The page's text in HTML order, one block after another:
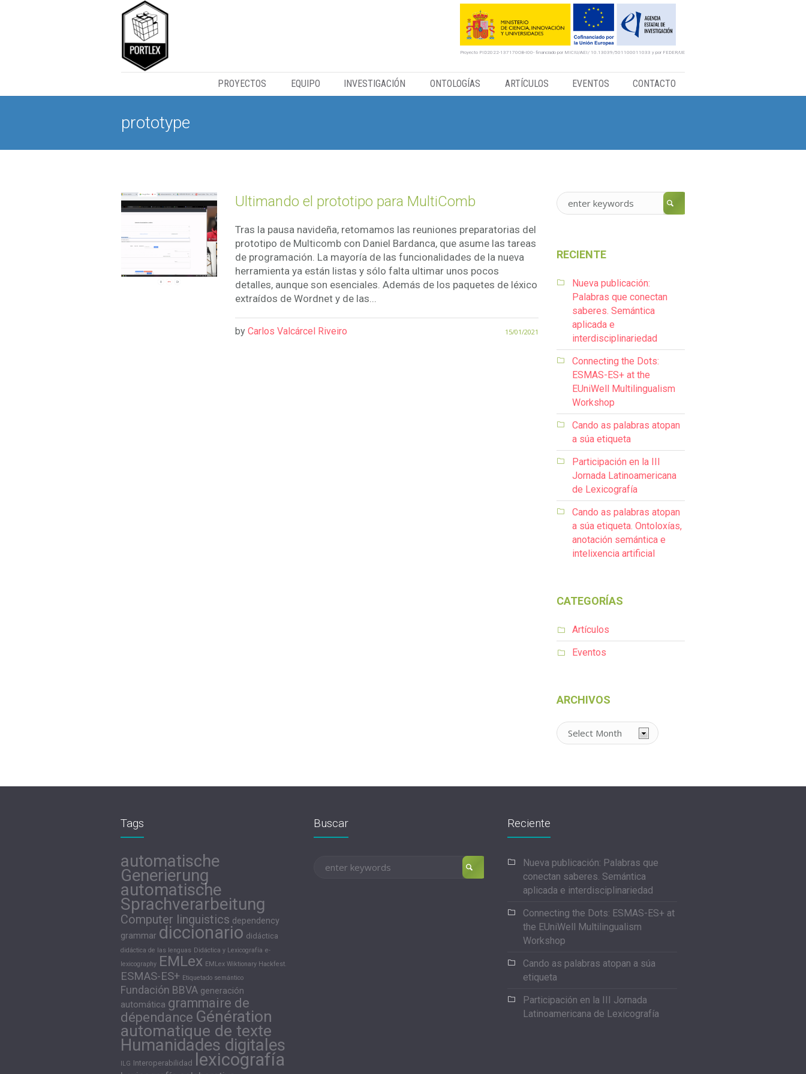
Proyecto PID2022-137170OB-I00- financiado por MICIU/AEI/ 10.13039/501100011033 y por FEDER/UE
PROYECTOS EQUIPO INVESTIGACIÓN ONTOLOGÍAS ARTÍCULOS EVENTOS CONTACTO
prototype
Ultimando el prototipo para MultiComb
Tras la pausa navideña, retomamos las reuniones preparatorias del
prototipo de Multicomb con Daniel Bardanca, que asume las tareas
de programación. La mayoría de las funcionalidades de la nueva
herramienta ya están listas y sólo falta ultimar unos pocos
detalles, aunque son esenciales. Además de los paquetes de léxico
extraídos de Wordnet y de las...
15/01/2021
by Carlos Valcárcel Riveiro
RECIENTE
Nueva publicación:
Palabras que conectan
saberes. Semántica
aplicada e
interdisciplinariedad
Connecting the Dots:
ESMAS-ES+ at the
EUniWell Multilingualism
Workshop
Cando as palabras atopan
a súa etiqueta
Participación en la III
Jornada Latinoamericana
de Lexicografía
Cando as palabras atopan
a súa etiqueta. Ontoloxías,
anotación semántica e
intelixencia artificial
CATEGORÍAS
Artículos
Eventos
ARCHIVOS
Archivos
Tags
automatische
Generierung
automatische
Sprachverarbeitung
Computer linguistics dependency
grammar diccionario didáctica
didáctica de las lenguas Didáctica y Lexicografía e-
lexicography EMLex EMLex Wiktionary Hackfest.
ESMAS-ES+ Etiquetado semántico
Fundación BBVA generación
automática grammaire de
dépendance Génération
automatique de texte
Humanidades digitales
ILG Interoperabilidad lexicografía
Buscar Reciente
Nueva publicación: Palabras que
conectan saberes. Semántica
aplicada e interdisciplinariedad
Connecting the Dots: ESMAS-ES+ at
the EUniWell Multilingualism
Workshop
Cando as palabras atopan a súa
etiqueta
Participación en la III Jornada
Latinoamericana de Lexicografía